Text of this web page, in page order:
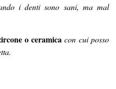
i denti sono sani, ma mal
o ceramicacon cui posso